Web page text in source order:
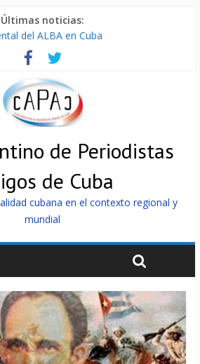
Últimas noticias:
del ALBA en Cuba
países interesados” envío de
Comunistas y Obreros en Cuba
5.000 fotovoltaicos
de Periodistas
de Cuba
cubana en el contexto regional y
mundial